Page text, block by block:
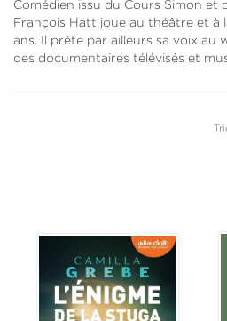
Comédien issu du Cours Simon et
François Hatt joue au théâtre et à
ans. Il prête par ailleurs sa voix au
des documentaires télévisés et